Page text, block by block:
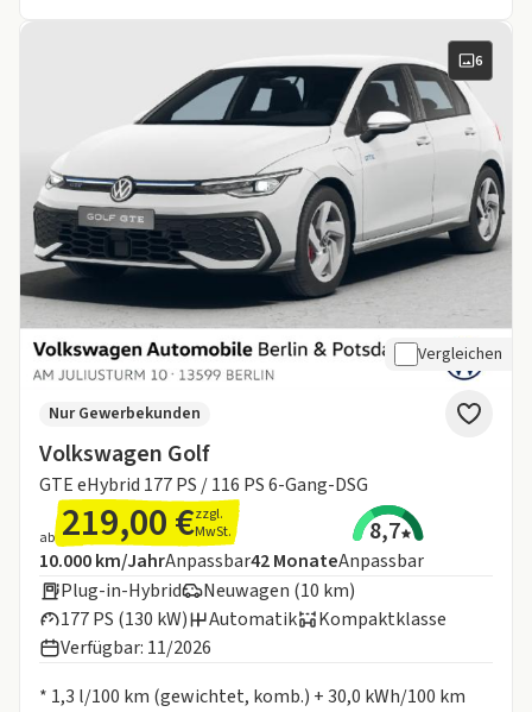
6
Vergleichen
Volkswagen Golf
GTE eHybrid 177 PS / 116 PS 6-Gang-DSG
Nur Gewerbekunden
ab 219,00 €zzgl.
MwSt.
8,7
Angebotsdetails:
Inklusive Laufleistung
10.000 km/JahrAnpassbarLaufzeit
42MonateAnpassbar
Plug-in-Hybrid
Neuwagen (10 km)
177 PS (130 kW)
Automatik
Kompaktklasse
Verfügbar: 11/2026
* 1,3 l/100 km (gewichtet, komb.) + 30,0 kWh/100 km